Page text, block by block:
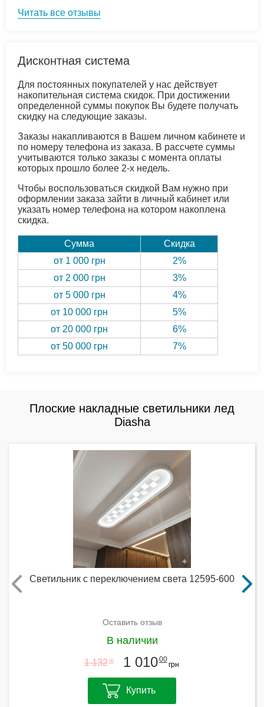
Читать все отзывы
Дисконтная система
Для постоянных покупателей у нас действует
накопительная система скидок. При достижении
определенной суммы покупок Вы будете получать
скидку на следующие заказы.
Заказы накапливаются в Вашем личном кабинете и
по номеру телефона из заказа. В рассчете суммы
учитываются только заказы с момента оплаты
которых прошло более 2-х недель.
Чтобы воспользоваться скидкой Вам нужно при
оформлении заказа зайти в личный кабинет или
указать номер телефона на котором накоплена
скидка.
Сумма
Скидка
от 1 000 грн
2%
от 2 000 грн
3%
от 5 000 грн
4%
от 10 000 грн
5%
от 20 000 грн
6%
от 50 000 грн
7%
Плоские накладные светильники лед
Diasha
Светильник с переключением света 12595-600
Оставить отзыв
В наличии
1 132 00 1 01000
грн
Купить